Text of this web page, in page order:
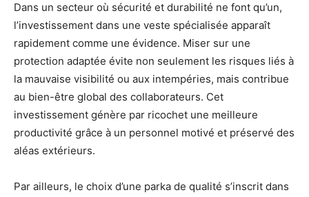
Dans un secteur où sécurité et durabilité ne font qu’un,
l’investissement dans une veste spécialisée apparaît
rapidement comme une évidence. Miser sur une
protection adaptée évite non seulement les risques liés à
la mauvaise visibilité ou aux intempéries, mais contribue
au bien-être global des collaborateurs. Cet
investissement génère par ricochet une meilleure
productivité grâce à un personnel motivé et préservé des
aléas extérieurs.
Par ailleurs, le choix d’une parka de qualité s’inscrit dans